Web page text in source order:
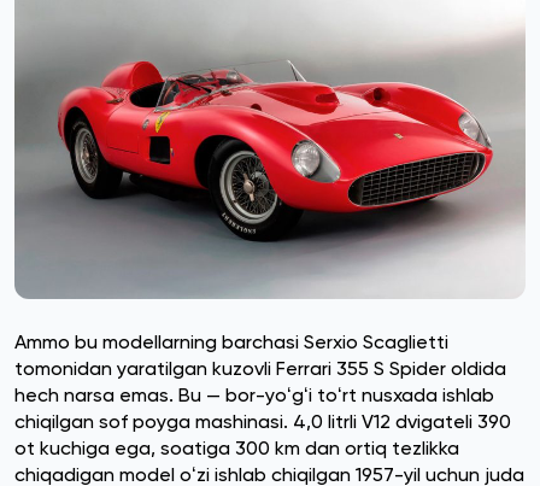
Ammo bu modellarning barchasi Serxio Scaglietti
tomonidan yaratilgan kuzovli Ferrari 355 S Spider oldida
hech narsa emas. Bu — bor-yoʻgʻi toʻrt nusxada ishlab
chiqilgan sof poyga mashinasi. 4,0 litrli V12 dvigateli 390
ot kuchiga ega, soatiga 300 km dan ortiq tezlikka
chiqadigan model oʻzi ishlab chiqilgan 1957-yil uchun juda